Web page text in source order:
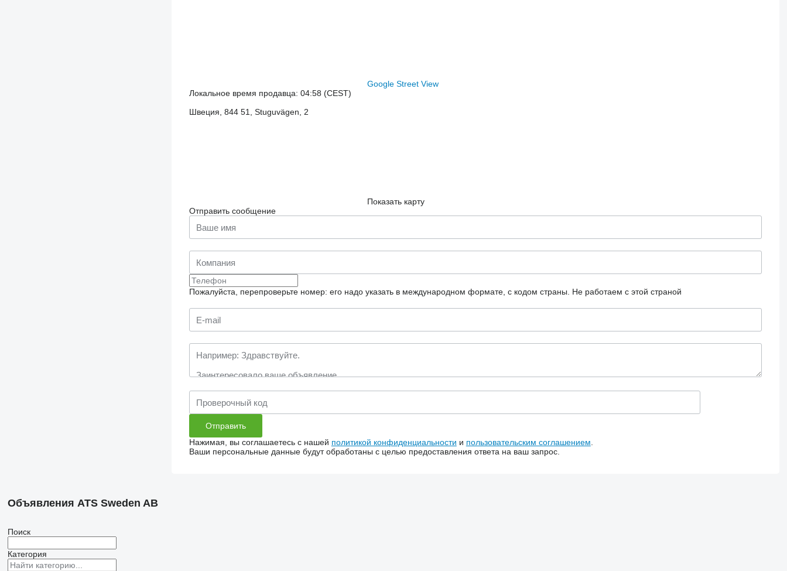
Google Street View
Локальное время продавца: 04:58 (CEST)
Швеция, 844 51, Stuguvägen, 2
Показать карту
Отправить сообщение
Пожалуйста, перепроверьте номер: его надо указать в международном формате, с кодом страны. Не работаем с этой страной
Нажимая, вы соглашаетесь с нашей политикой конфиденциальности и пользовательским соглашением
Ваши персональные данные будут обработаны с целью предоставления ответа на ваш запрос.
Объявления ATS Sweden AB
Поиск
Категория